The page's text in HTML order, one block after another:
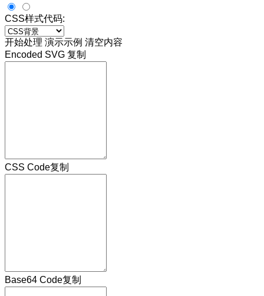
CSS样式代码:
开始处理 演示示例 清空内容
Encoded SVG 复制
CSS Code复制
Base64 Code复制